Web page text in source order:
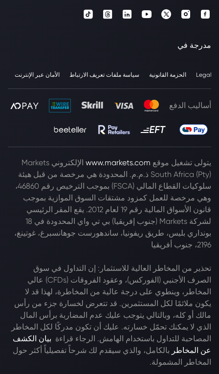
مدرجة في
Legal الحزمة القانونية سياسة ملفات تعريف الارتباط الأمان عبر الإنترنت
أساليب الدفع
يتولى تشغيل موقع www.markets.com
الإلكتروني Markets
South Africa (Pty) ذ.م.م. المحدودة هي مرخصة من قبل هيئة
سلوكيات القطاع المالي (FSCA) بموجب الترخيص رقم 46860،
وهي مرخصة للعمل كمزود مشتقات السوق الموازية بموجب
قانون الأسواق المالية رقم 19 لعام 2012. يقع المقر الرئيسي
لشركة Markets (جنوب إفريقيا) بي تي واي المحدودة في 18
بونداري بليس، طريق ريفونيا، ساندهورست جوهانسبرغ، غوتينغ،
2196، جنوب أفريقيا
تحذير من المخاطر العالية للاستثمار: إن التداول في سوق
الصرف الأجنبي (الفوركس)، وعقود الفروقات (CFDs) عالي
المخاطر، وينطوي على درجة عالية من المخاطرة، لهذا قد لا
يكون ملائمًا لكل المستثمرين. قد تتعرض لخسارة جزء من رأس
مالك أو كله، وبالتالي يتوجب عليك عدم المضاربة برأس المال
الذي لا يمكنك تحمّل خسارته. عليك أن تكون مدركًا لكل المخاطر
المصاحبة للتداول باستخدام الهامش. الرجاء قراءة بيان الكشف
عن المخاطر بالكامل، والذي سيقدم لك شرحاً تفصيلياً أكثر حول
المخاطر المشمولة.